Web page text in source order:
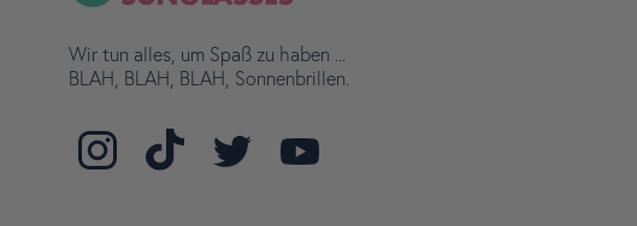
Wir tun alles, um Spaß zu haben ...
BLAH, BLAH, BLAH, Sonnenbrillen.
Finde
uns
auf
uns
auf
Sie